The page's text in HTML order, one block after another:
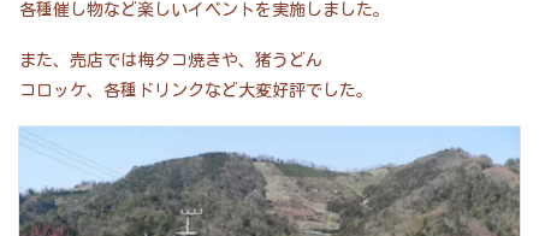
各種催し物など楽しいイベントを実施しました。
また、売店では梅タコ焼きや、猪うどん
コロッケ、各種ドリンクなど大変好評でした。